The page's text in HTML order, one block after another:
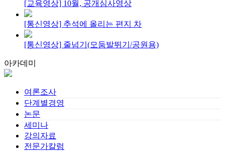
[교육영상] 10월, 공개심사영상
[통신영상] 추석에 올리는 편지 차
[통신영상] 줄넘기(모둠발뛰기/공원용)
아카데미
여론조사
단계별경영
논문
세미나
강의자료
전문가칼럼